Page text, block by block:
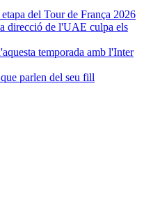
direcció de l'UAE culpa els
parlen del seu fill